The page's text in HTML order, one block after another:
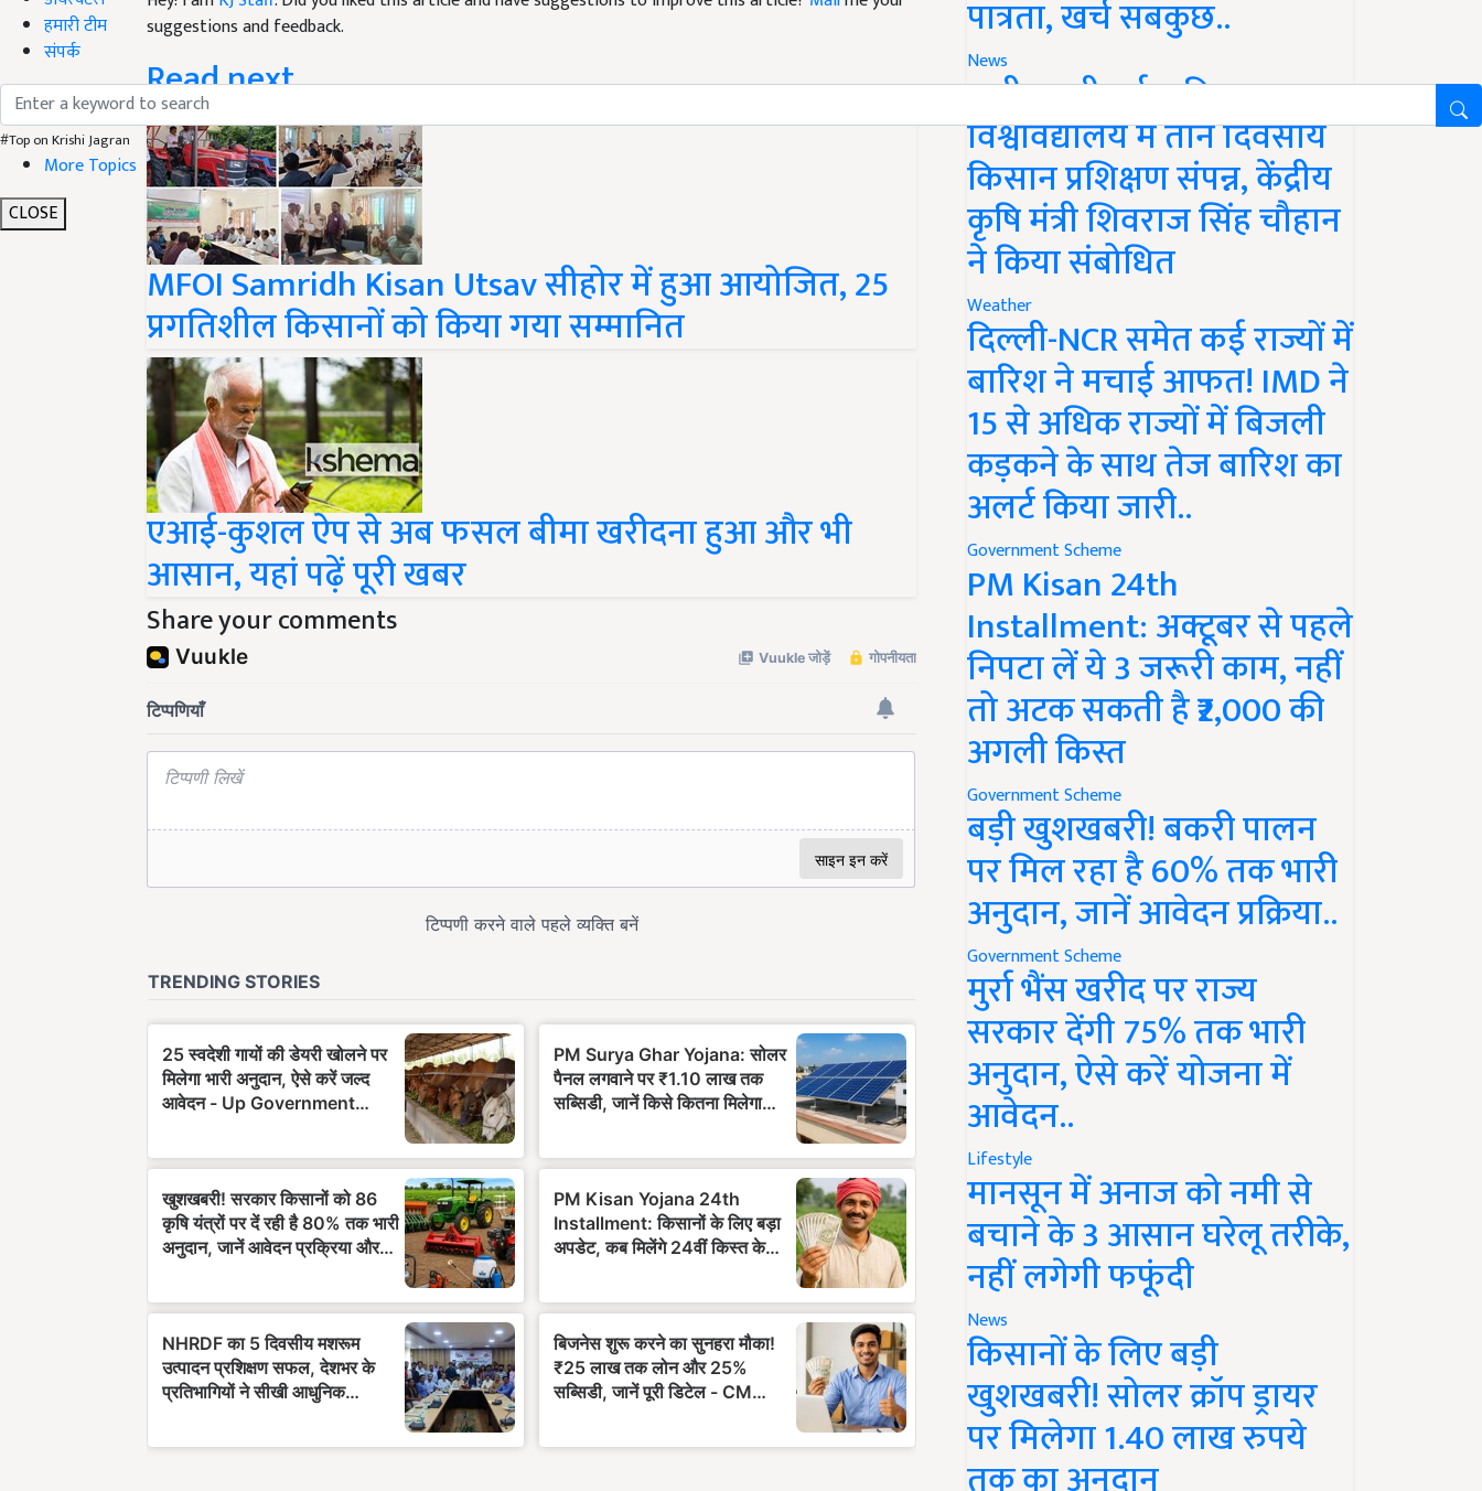
हमारी टीम
संपर्क
#Top on Krishi Jagran
More Topics
CLOSE
suggestions and feedback.
Read next
MFOI Samridh Kisan Utsav सीहोर में हुआ आयोजित, 25
प्रगतिशील किसानों को किया गया सम्मानित
एआई-कुशल ऐप से अब फसल बीमा खरीदना हुआ और भी
आसान, यहां पढ़ें पूरी खबर
Share your comments
पात्रता, खर्च सबकुछ..
News
रानी लक्ष्मीबाई कृषि
विश्वविद्यालय में तीन दिवसीय
किसान प्रशिक्षण संपन्न, केंद्रीय
कृषि मंत्री शिवराज सिंह चौहान
ने किया संबोधित
Weather
दिल्ली-NCR समेत कई राज्यों में
बारिश ने मचाई आफत! IMD ने
15 से अधिक राज्यों में बिजली
कड़कने के साथ तेज बारिश का
अलर्ट किया जारी..
Government Scheme
PM Kisan 24th
Installment: अक्टूबर से पहले
निपटा लें ये 3 जरूरी काम, नहीं
तो अटक सकती है ₹2,000 की
अगली किस्त
Government Scheme
बड़ी खुशखबरी! बकरी पालन
पर मिल रहा है 60% तक भारी
अनुदान, जानें आवेदन प्रक्रिया..
Government Scheme
मुर्रा भैंस खरीद पर राज्य
सरकार देंगी 75% तक भारी
अनुदान, ऐसे करें योजना में
आवेदन..
Lifestyle
मानसून में अनाज को नमी से
बचाने के 3 आसान घरेलू तरीके,
नहीं लगेगी फफूंदी
News
किसानों के लिए बड़ी
खुशखबरी! सोलर क्रॉप ड्रायर
पर मिलेगा 1.40 लाख रुपये